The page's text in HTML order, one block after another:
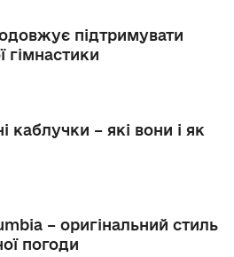
підтримувати
гімнастики
каблучки – які вони і як
– оригінальний стиль
погоди